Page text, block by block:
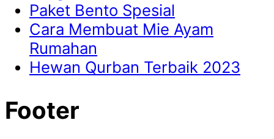
Paket Bento Spesial
Cara Membuat Mie Ayam
Rumahan
Hewan Qurban Terbaik 2023
Footer